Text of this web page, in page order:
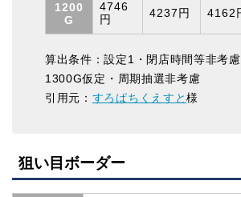
1200
G
4746
円
4237円 4162
算出条件：設定1・閉店時間等非考
1300G仮定・周期抽選非考慮
引用元： すろぱちくえすと様
狙い目ボーダー